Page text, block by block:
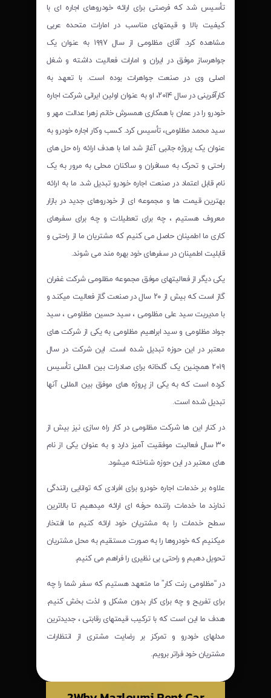
تأسیس شد که فرصتی برای ارائه خودروهای اجاره ای با
کیفیت بالا و قیمتهای مناسب در امارات متحده عربی
مشاهده کرد. آقای مظلومی از سال ۱۹۹۷ به عنوان یک
جواهرساز موفق در ایران و امارات فعالیت داشته و شغل
اصلی وی در صنعت جواهرات بوده است. با تعهد به
کارآفرینی در سال ۲۰۱۴، او به عنوان اولین ایرانی شرکت اجاره
خودرو را در عمان با همکاری همسرش خانم زهرا عدالت مهر و
سید محمد مظلومی، تأسیس کرد. کسب وکار اجاره خودرو به
عنوان یک پروژه جانبی آغاز شد اما با هدف ارائه راه حل های
راحتی و تحرک به مسافران و ساکنان محلی به مرور به یک
نام قابل اعتماد در صنعت اجاره خودرو تبدیل شد. ما به ارائه
بهترین قیمت ها و مجموعه ای از خودروهای جدید در بازار
معروف هستیم ، چه برای تعطیلات و چه برای سفرهای
کاری ما اطمینان حاصل می کنیم که مشتریان ما از راحتی و
قابلیت اطمینان در سفرهای خود بهره مند می شوند.
یکی دیگر از فعالیتهای موفق مجموعه مظلومی شرکت غفران
گاز است که بیش از ۲۰ سال در صنعت گاز فعالیت میکند و
با مدیریت سید علی مظلومی ، سید حسین مظلومی ، سید
جواد مظلومی و سید ابراهیم مظلومی به یکی از شرکت های
معتبر در این حوزه تبدیل شده است. این شرکت در سال
۲۰۱۹ همچنین یک گلخانه برای صادرات بین المللی تأسیس
کرده است که به یکی از پروژه های موفق بین المللی آنها
تبدیل شده است.
در کنار این ها شرکت مظلومی در کار راه سازی نیز بیش از
۳۰ سال فعالیت موفقیت آمیز دارد و به عنوان یکی از نام
های معتبر در این حوزه شناخته میشود.
علاوه بر خدمات اجاره خودرو برای افرادی که توانایی رانندگی
ندارند ما خدمات راننده حرفه ای ارائه میدهیم تا بالاترین
سطح خدمات را به مشتریان خود ارائه کنیم ما افتخار
میکنیم که خودروها را به صورت مستقیم به محل مشتریان
تحویل دهیم و راحتی بی نظیری را فراهم می کنیم.
در “مظلومی رنت کار” ما متعهد هستیم که سفر شما را چه
برای تفریح و چه برای کار بدون مشکل و لذت بخش کنیم.
هدف ما این است که با ترکیب قیمتهای رقابتی ، جدیدترین
مدلهای خودرو و تمرکز بر رضایت مشتری از انتظارات
مشتریان خود فراتر برویم.